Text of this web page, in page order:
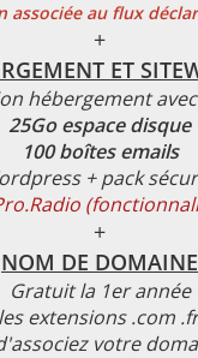
au flux
+
ET
hébergement
25Go espace disque
100 boîtes emails
+ pack
+
NOM DE DOMAINE
Gratuit la 1er année
extensions .com
votre